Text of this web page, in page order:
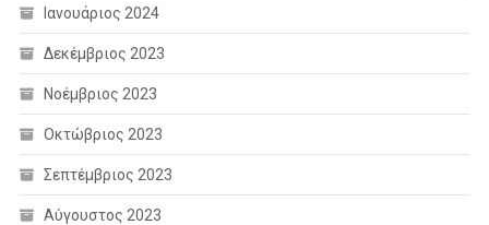
Ιανουάριος 2024
Δεκέμβριος 2023
Νοέμβριος 2023
Οκτώβριος 2023
Σεπτέμβριος 2023
Αύγουστος 2023